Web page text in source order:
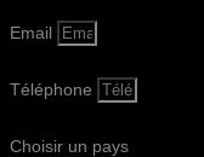
Email
Téléphone
Choisir un pays